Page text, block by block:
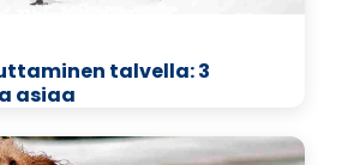
talvella: 3
asiaa